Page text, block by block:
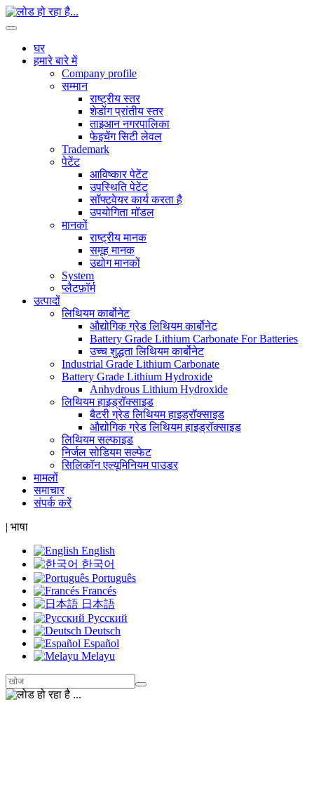
घर
हमारे बारे में
Company profile
सम्मान
राष्ट्रीय स्तर
शेडोंग प्रांतीय स्तर
ताइआन नगरपालिका
फेइचेंग सिटी लेवल
Trademark
पेटेंट
आविष्कार पेटेंट
उपस्थिति पेटेंट
सॉफ्टवेयर कार्य करता है
उपयोगिता मॉडल
मानकों
राष्ट्रीय मानक
समूह मानक
उद्योग मानकों
System
प्लैटफ़ॉर्म
उत्पादों
लिथियम कार्बोनेट
औद्योगिक ग्रेड लिथियम कार्बोनेट
Battery Grade Lithium Carbonate For Batteries
उच्च शुद्धता लिथियम कार्बोनेट
Industrial Grade Lithium Carbonate
Battery Grade Lithium Hydroxide
Anhydrous Lithium Hydroxide
लिथियम हाइड्रॉक्साइड
बैटरी ग्रेड लिथियम हाइड्रॉक्साइड
औद्योगिक ग्रेड लिथियम हाइड्रॉक्साइड
लिथियम सल्फाइड
निर्जल सोडियम सल्फेट
सिलिकॉन एल्यूमिनियम पाउडर
मामलों
समाचार
संपर्क करें
| भाषा
English
한국어
Português
Francés
日本語
Русский
Deutsch
Español
Melayu